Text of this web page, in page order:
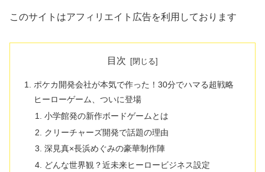
このサイトはアフィリエイト広告を利用しております
目次
ポケカ開発会社が本気で作った！30分でハマる超戦略
ヒーローゲーム、ついに登場
小学館発の新作ボードゲームとは
クリーチャーズ開発で話題の理由
深見真×長浜めぐみの豪華制作陣
どんな世界観？近未来ヒーロービジネス設定